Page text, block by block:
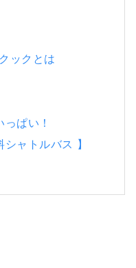
ックとは
ぱい！
ャトルバス 】